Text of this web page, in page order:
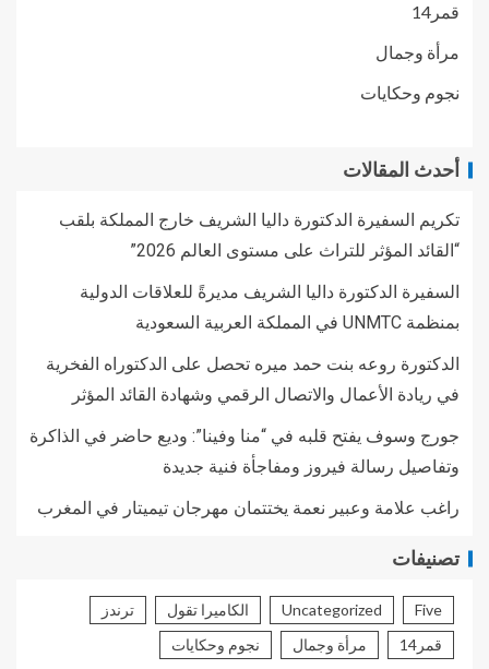
قمر14
مرأة وجمال
نجوم وحكايات
أحدث المقالات
تكريم السفيرة الدكتورة داليا الشريف خارج المملكة بلقب
“القائد المؤثر للتراث على مستوى العالم 2026”
السفيرة الدكتورة داليا الشريف مديرةً للعلاقات الدولية
بمنظمة UNMTC في المملكة العربية السعودية
الدكتورة روعه بنت حمد ميره تحصل على الدكتوراه الفخرية
في ريادة الأعمال والاتصال الرقمي وشهادة القائد المؤثر
جورج وسوف يفتح قلبه في “منا وفينا”: وديع حاضر في الذاكرة
وتفاصيل رسالة فيروز ومفاجأة فنية جديدة
راغب علامة وعبير نعمة يختتمان مهرجان تيميتار في المغرب
تصنيفات
Five
Uncategorized الكاميرا تقول
ترندز
قمر14
مرأة وجمال نجوم وحكايات